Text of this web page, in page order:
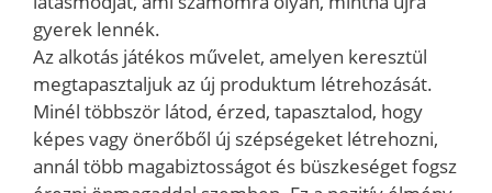
gyerek lennék.
Az alkotás játékos művelet, amelyen keresztül
megtapasztaljuk az új produktum létrehozását.
Minél többször látod, érzed, tapasztalod, hogy
képes vagy önerőből új szépségeket létrehozni,
annál több magabiztosságot és büszkeséget fogsz